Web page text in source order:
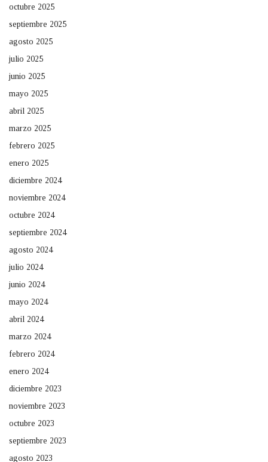
octubre 2025
septiembre 2025
agosto 2025
julio 2025
junio 2025
mayo 2025
abril 2025
marzo 2025
febrero 2025
enero 2025
diciembre 2024
noviembre 2024
octubre 2024
septiembre 2024
agosto 2024
julio 2024
junio 2024
mayo 2024
abril 2024
marzo 2024
febrero 2024
enero 2024
diciembre 2023
noviembre 2023
octubre 2023
septiembre 2023
agosto 2023